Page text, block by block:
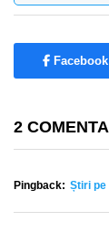
Facebook
2
Pingback: Știri pe